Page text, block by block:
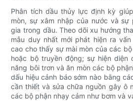
Phân tích dầu thủy lực định kỳ
mòn, sự xâm nhập của nước và sự
gia trong dầu. Theo dõi xu hướng
mẫu duy nhất mới phát hiện ra
cao cho thấy sự mài mòn của các
hoặc bộ truyền động; sự hiện diện
năng bôi trơn và ăn mòn các bộ
dấu hiệu cảnh báo sớm nào bằng
cần thiết và sửa chữa nguồn gây ô
các bộ phận nhạy cảm như bơm và